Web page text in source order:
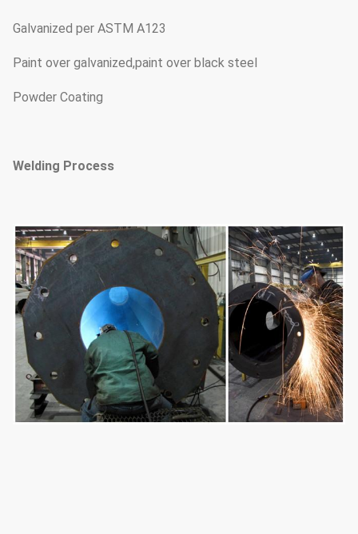
Galvanized per ASTM A123
Paint over galvanized,paint over black steel
Powder Coating
Welding Process